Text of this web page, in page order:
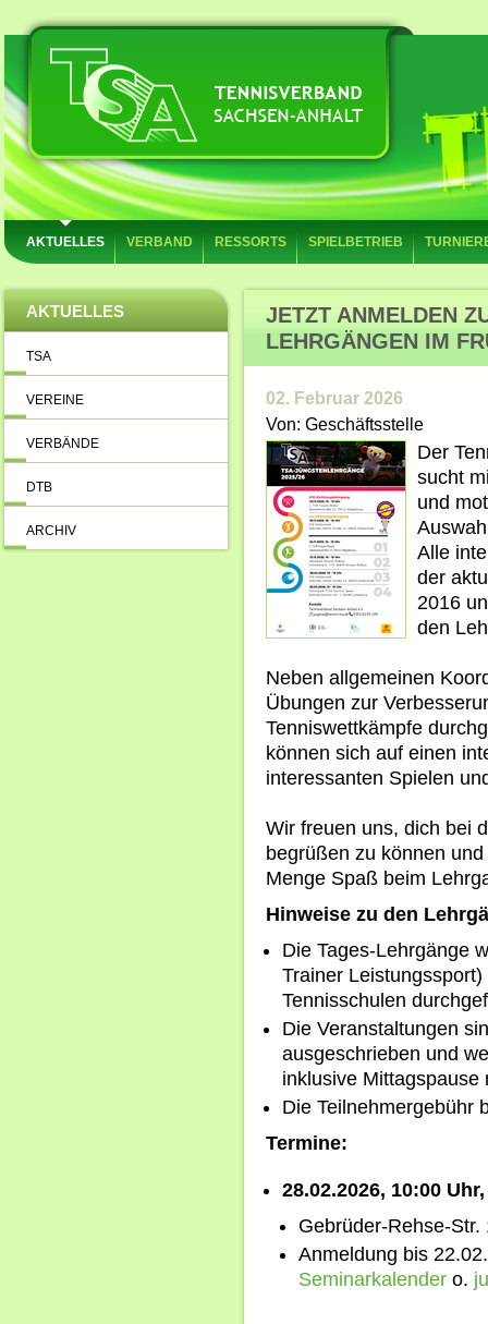
AKTUELLES VERBAND RESSORTS SPIELBETRIEB
AKTUELLES
TSA
VEREINE
VERBÄNDE
DTB
ARCHIV
JETZT ANMELDEN
LEHRGÄNGEN IM
02. Februar 2026
Von: Geschäftsstelle
Der
sucht
und
Alle
der
2016
den
Neben allgemeinen
Übungen zur
Tenniswettkämpfe
können sich auf einen
interessanten Spielen
Wir freuen uns, dich bei
begrüßen zu können
Menge Spaß beim
Hinweise zu den
Die Tages-Lehrgänge
Trainer
Tennisschulen
Die Veranstaltungen
ausgeschrieben und
inklusive Mittagspause
Die Teilnehmergebühr
Termine:
28.02.2026, 10:00
Gebrüder-Rehse-
Anmeldung bis
Seminarkalender o.